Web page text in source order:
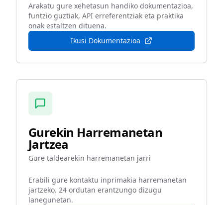
Arakatu gure xehetasun handiko dokumentazioa,
funtzio guztiak, API erreferentziak eta praktika
onak estaltzen dituena.
Ikusi Dokumentazioa
Gurekin Harremanetan
Jartzea
Gure taldearekin harremanetan jarri
Erabili gure kontaktu inprimakia harremanetan
jartzeko. 24 ordutan erantzungo dizugu
lanegunetan.